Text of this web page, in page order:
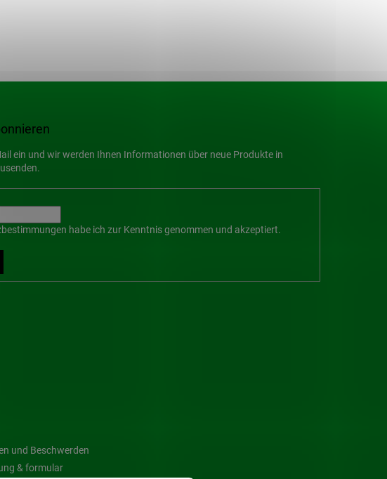
und Beschwerden
& formular
ein und wir werden Ihnen Informationen über neue Produkte in
habe ich zur Kenntnis genommen und akzeptiert.